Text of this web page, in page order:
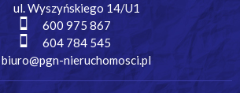
ul. Wyszyńskiego 14/U1
600 975 867
604 784 545
biuro@pgn-nieruchomosci.pl